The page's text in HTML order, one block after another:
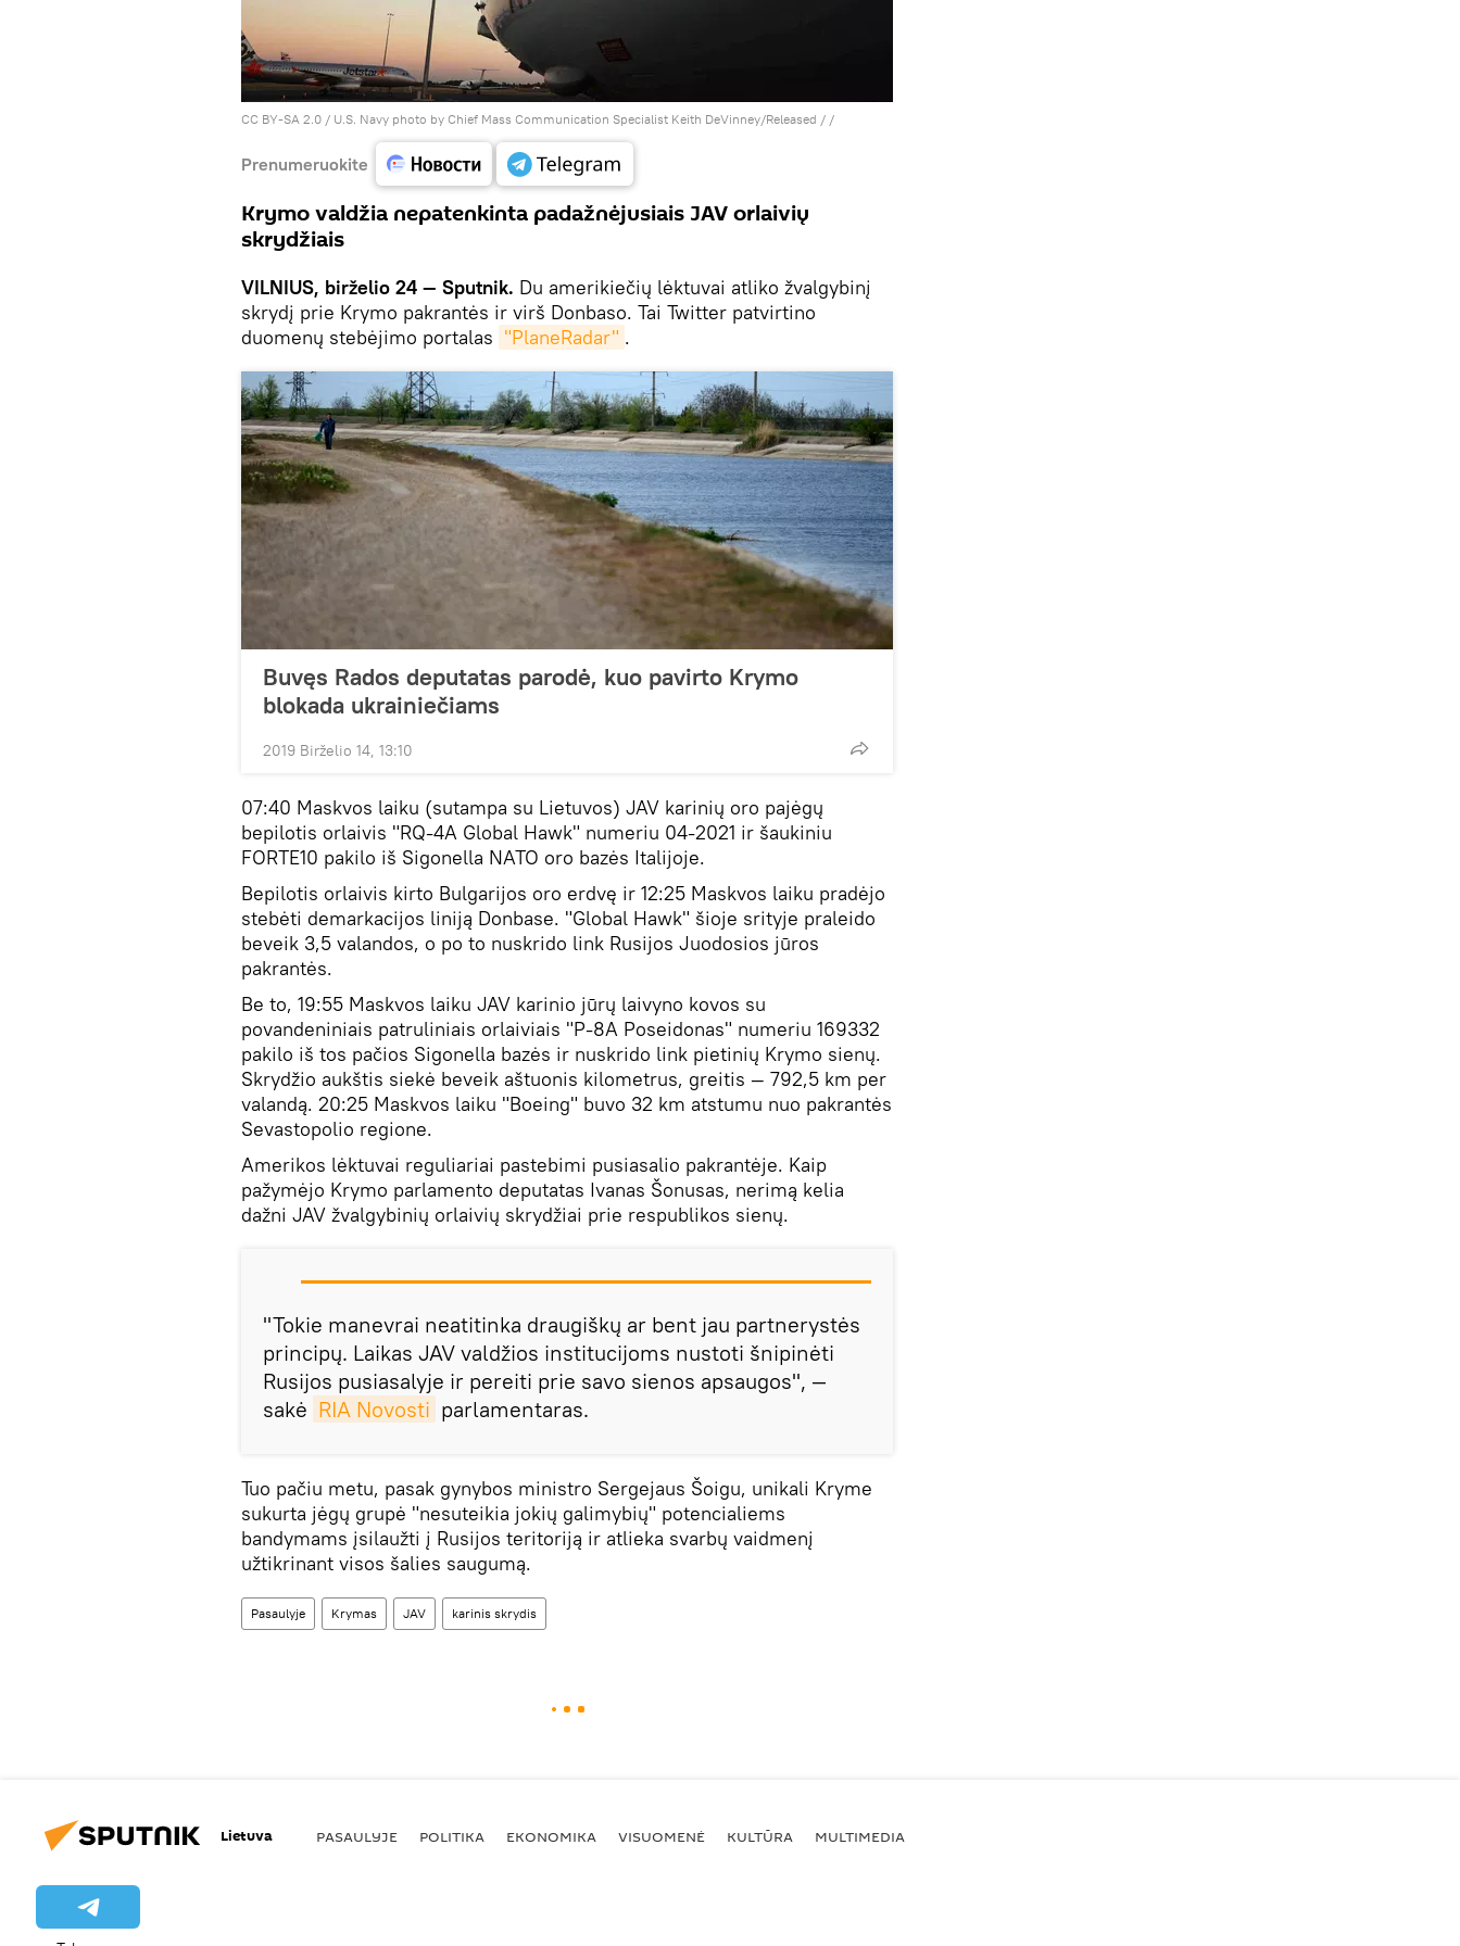
CC BY-SA 2.0 / U.S. Navy photo by Chief Mass Communication Specialist Keith DeVinney/Released / /
Prenumeruokite
Krymo valdžia nepatenkinta padažnėjusiais JAV orlaivių
skrydžiais
VILNIUS, birželio 24 — Sputnik. Du amerikiečių lėktuvai atliko žvalgybinį
skrydį prie Krymo pakrantės ir virš Donbaso. Tai Twitter patvirtino
duomenų stebėjimo portalas "PlaneRadar" .
Buvęs Rados deputatas parodė, kuo pavirto Krymo
blokada ukrainiečiams
2019 Birželio 14, 13:10
07:40 Maskvos laiku (sutampa su Lietuvos) JAV karinių oro pajėgų
bepilotis orlaivis "RQ-4A Global Hawk" numeriu 04-2021 ir šaukiniu
FORTE10 pakilo iš Sigonella NATO oro bazės Italijoje.
Bepilotis orlaivis kirto Bulgarijos oro erdvę ir 12:25 Maskvos laiku pradėjo
stebėti demarkacijos liniją Donbase. "Global Hawk" šioje srityje praleido
beveik 3,5 valandos, o po to nuskrido link Rusijos Juodosios jūros
pakrantės.
Be to, 19:55 Maskvos laiku JAV karinio jūrų laivyno kovos su
povandeniniais patruliniais orlaiviais "P-8A Poseidonas" numeriu 169332
pakilo iš tos pačios Sigonella bazės ir nuskrido link pietinių Krymo sienų.
Skrydžio aukštis siekė beveik aštuonis kilometrus, greitis — 792,5 km per
valandą. 20:25 Maskvos laiku "Boeing" buvo 32 km atstumu nuo pakrantės
Sevastopolio regione.
Amerikos lėktuvai reguliariai pastebimi pusiasalio pakrantėje. Kaip
pažymėjo Krymo parlamento deputatas Ivanas Šonusas, nerimą kelia
dažni JAV žvalgybinių orlaivių skrydžiai prie respublikos sienų.
"Tokie manevrai neatitinka draugiškų ar bent jau partnerystės
principų. Laikas JAV valdžios institucijoms nustoti šnipinėti
Rusijos pusiasalyje ir pereiti prie savo sienos apsaugos", —
sakė RIA Novosti parlamentaras.
Tuo pačiu metu, pasak gynybos ministro Sergejaus Šoigu, unikali Kryme
sukurta jėgų grupė "nesuteikia jokių galimybių" potencialiems
bandymams įsilaužti į Rusijos teritoriją ir atlieka svarbų vaidmenį
užtikrinant visos šalies saugumą.
Pasaulyje Krymas JAV karinis skrydis
Lietuva PASAULYJE POLITIKA EKONOMIKA VISUOMENĖ KULTŪRA MULTIMEDIA